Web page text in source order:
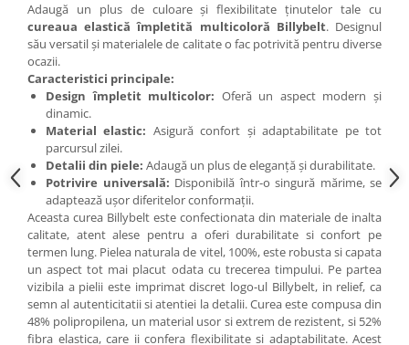
Adaugă un plus de culoare și flexibilitate ținutelor tale cu
cureaua elastică împletită multicoloră Billybelt. Designul
său versatil și materialele de calitate o fac potrivită pentru diverse
ocazii.
Caracteristici principale:
Design împletit multicolor: Oferă un aspect modern și
dinamic.
Material elastic: Asigură confort și adaptabilitate pe tot
parcursul zilei.
Detalii din piele: Adaugă un plus de eleganță și durabilitate.
Potrivire universală: Disponibilă într-o singură mărime, se
adaptează ușor diferitelor conformații.
Aceasta curea Billybelt este confectionata din materiale de inalta
calitate, atent alese pentru a oferi durabilitate si confort pe
termen lung. Pielea naturala de vitel, 100%, este robusta si capata
un aspect tot mai placut odata cu trecerea timpului. Pe partea
vizibila a pielii este imprimat discret logo-ul Billybelt, in relief, ca
semn al autenticitatii si atentiei la detalii. Curea este compusa din
48% polipropilena, un material usor si extrem de rezistent, si 52%
fibra elastica, care ii confera flexibilitate si adaptabilitate. Acest